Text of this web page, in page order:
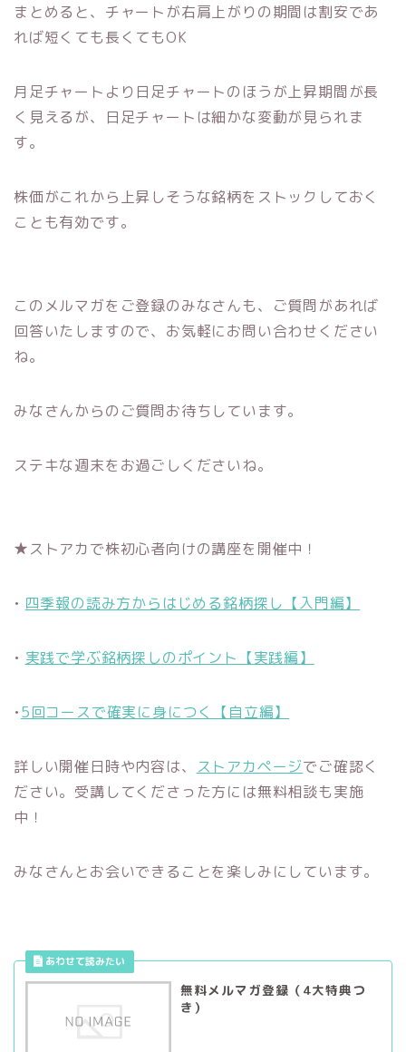
まとめると、チャートが右肩上がりの期間は割安であ
れば短くても長くてもOK
月足チャートより日足チャートのほうが上昇期間が長
く見えるが、日足チャートは細かな変動が見られま
す。
株価がこれから上昇しそうな銘柄をストックしておく
ことも有効です。
このメルマガをご登録のみなさんも、ご質問があれば
回答いたしますので、お気軽にお問い合わせください
ね。
みなさんからのご質問お待ちしています。
ステキな週末をお過ごしくださいね。
★ストアカで株初心者向けの講座を開催中！
• 四季報の読み方からはじめる銘柄探し【入門編】
• 実践で学ぶ銘柄探しのポイント【実践編】
•5回コースで確実に身につく【自立編】
詳しい開催日時や内容は、 ストアカページでご確認く
ださい。受講してくださった方には無料相談も実施
中！
みなさんとお会いできることを楽しみにしています。
無料メルマガ登録（4大特典つ
き）